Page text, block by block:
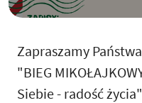
Zapraszamy
"BIEG
Siebie - radość życia"